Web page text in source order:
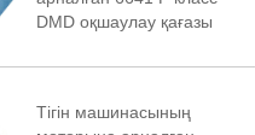
DMD оқшаулау қағазы
Тігін машинасының